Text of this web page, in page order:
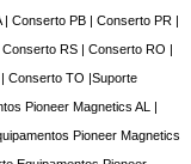
Conserto PB | Conserto PR |
RS | Conserto RO |
Conserto TO |Suporte
Pioneer Magnetics AL |
Pioneer Magnetics